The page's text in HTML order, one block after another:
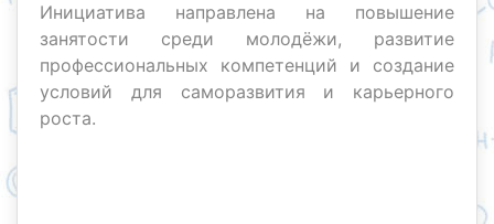
Инициатива направлена на повышение
занятости среди молодёжи, развитие
профессиональных компетенций и создание
условий для саморазвития и карьерного
роста.